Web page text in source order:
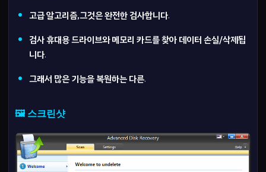
고급 알고리즘,그것은 완전한 검사합니다.
검사 휴대용 드라이브와 메모리 카드를 찾아 데이터 손실/삭제됩
니다.
그래서 많은 기능을 복원하는 다른.
🖼️ 스크린샷